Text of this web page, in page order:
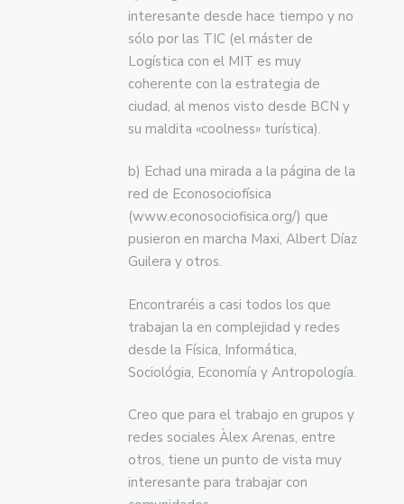
interesante desde hace tiempo y no
sólo por las TIC (el máster de
Logística con el MIT es muy
coherente con la estrategia de
ciudad, al menos visto desde BCN y
su maldita «coolness» turística).
b) Echad una mirada a la página de la
red de Econosociofísica
(www.econosociofisica.org/) que
pusieron en marcha Maxi, Albert Díaz
Guilera y otros.
Encontraréis a casi todos los que
trabajan la en complejidad y redes
desde la Física, Informática,
Sociológia, Economía y Antropología.
Creo que para el trabajo en grupos y
redes sociales Àlex Arenas, entre
otros, tiene un punto de vista muy
interesante para trabajar con